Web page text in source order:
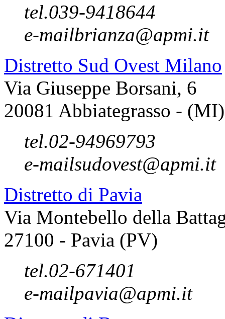
tel.039-9418644
e-mailbrianza@apmi.it
Distretto Sud Ovest Milano
Via Giuseppe Borsani, 6
20081 Abbiategrasso - (MI)
tel.02-94969793
e-mailsudovest@apmi.it
Distretto di Pavia
Via Montebello della
27100 - Pavia (PV)
tel.02-671401
e-mailpavia@apmi.it